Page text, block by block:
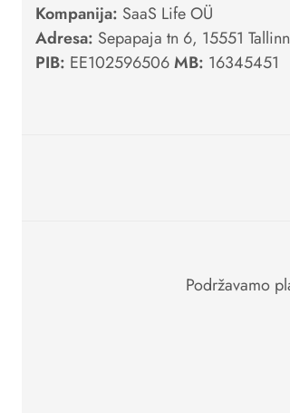
Kompanija: SaaS Life OÜ
Adresa: Sepapaja tn 6, 15551 Tallinn
PIB: EE102596506MB: 16345451
Podržavamo